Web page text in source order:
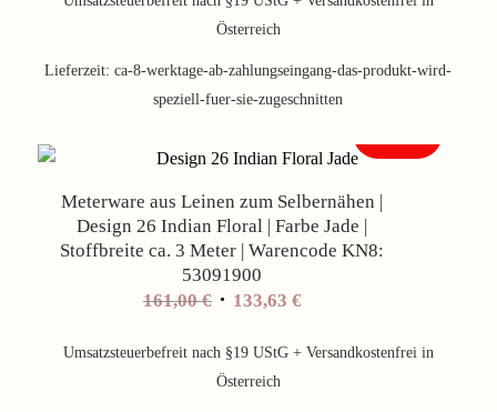
161,00 €
Österreich
Lieferzeit:ca-8-werktage-ab-zahlungseingang-das-produkt-wird-
speziell-fuer-sie-zugeschnitten
Meterware aus Leinen zum Selbernähen |
Design 26 Indian Floral | Farbe Jade |
Stoffbreite ca. 3 Meter | Warencode KN8:
53091900
161,00€ Ursprünglicher
war:
161,00 €
133,63 €Aktueller
ist:
Umsatzsteuerbefreit nach §19 UStG + Versandkostenfrei in
Österreich